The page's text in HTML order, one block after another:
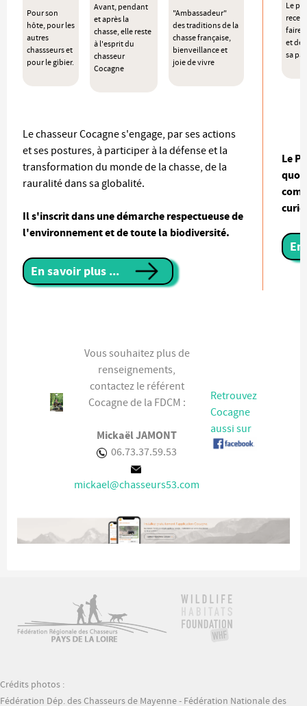
Pour son
hôte, pour les
autres
chassseurs et
pour le gibier.
Avant, pendant
et après la
chasse, elle reste
à l'esprit du
chasseur
Cocagne
"Ambassadeur"
des traditions de la
chasse française,
bienveillance et
joie de vivre
Le
faire
et de
sa
Le chasseur Cocagne s'engage, par ses actions
et ses postures, à participer à la défense et la
transformation du monde de la chasse, de la
rauralité dans sa globalité.
Il s'inscrit dans une démarche respectueuse de
l'environnement et de toute la biodiversité.
En savoir plus ...
Le
Vous souhaitez plus de
renseignements,
contactez le référent
Cocagne de la FDCM :
Mickaël JAMONT
06.73.37.59.53
mickael@chasseurs53.com
Retrouvez
Cocagne
aussi sur
Crédits photos :
Fédération Dép. des Chasseurs de Mayenne - Fédération Nationale des